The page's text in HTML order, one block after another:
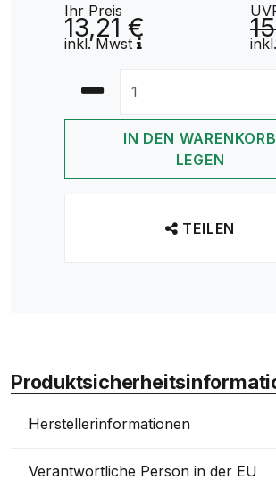
Ihr Preis
13,21 €
inkl. Mwst
IN DEN WARENKORB
LEGEN
TEILEN
Herstellerinformationen
Verantwortliche Person in der EU